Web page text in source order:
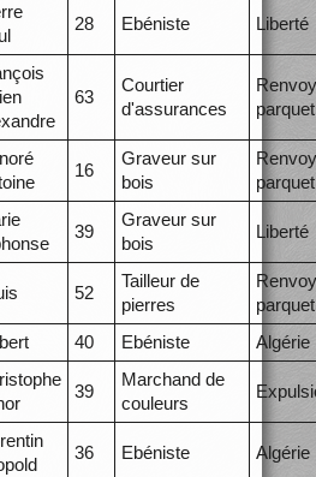
28 Ebéniste Liberté
63
Courtier
d'assurances
parquet
16
Graveur sur
bois
parquet
39
Graveur sur
bois
Liberté
52
Tailleur de
pierres
parquet
40 Ebéniste Algérie
39
Marchand de
couleurs
36 Ebéniste Algérie